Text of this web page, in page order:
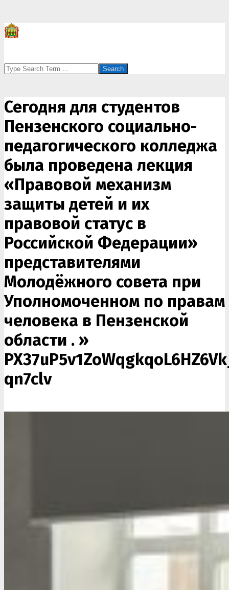
Search
Сегодня для студентов
Пензенского социально-
педагогического колледжа
была проведена лекция
«Правовой механизм
защиты детей и их
правовой статус в
Российской Федерации»
представителями
Молодёжного совета при
Уполномоченном по правам
человека в Пензенской
области . »
qn7clv